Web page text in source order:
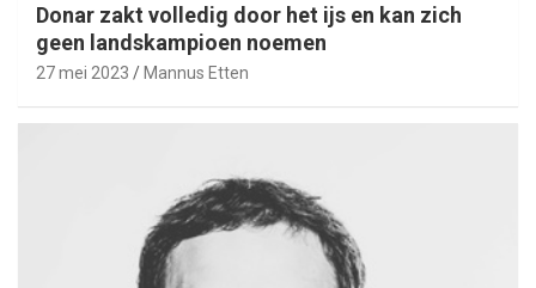
Donar zakt volledig door het ijs en kan zich
geen landskampioen noemen
27 mei 2023 Mannus Etten